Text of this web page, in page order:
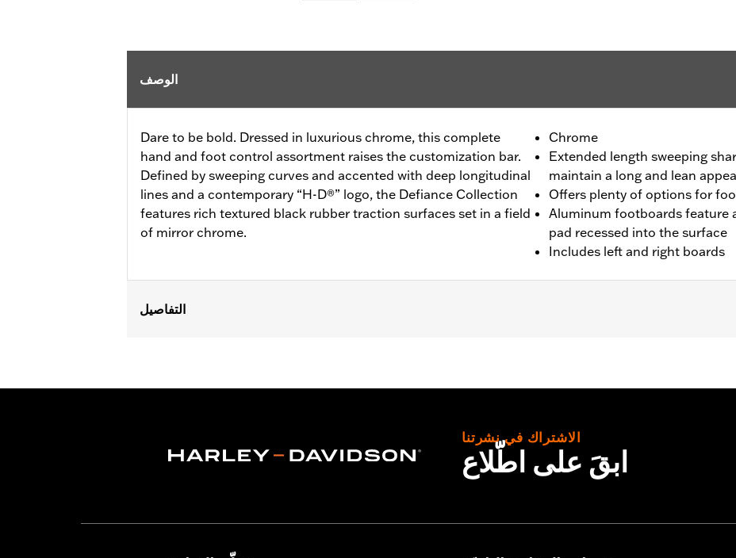
الوصف
Dare to be bold. Dressed in luxurious chrome, this complete
hand and foot control assortment raises the customization bar.
Defined by sweeping curves and accented with deep longitudinal
lines and a contemporary “H-D®” logo, the Defiance Collection
features rich textured black rubber traction surfaces set in a field
of mirror chrome.
Chrome
Extended length sweeping
maintain a long and lean
Offers plenty of options for
Aluminum footboards feature
pad recessed into the surface
Includes left and right boards
التفاصيل
Ergo Jiffy Stand P/N 50000091 or Jiffy Stand Extension Kit P/N 50233-00, 50000008 or 50000023.
Shape:Shark-Fin
الاشتراك في نشرتنا
ابقَ على اطّلاع